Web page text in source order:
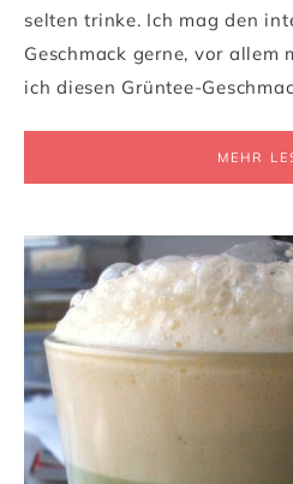
selten trinke. Ich mag den
Geschmack gerne, vor allem
ich diesen Grüntee-
MEHR